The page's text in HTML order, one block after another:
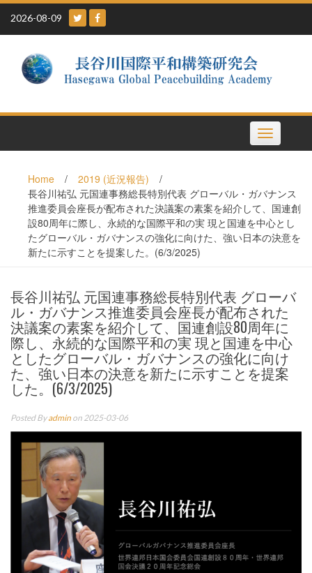
Skip
content
2026-08-09
Toggle
navigation
Home / 2019 (近況報告)
/
長谷川祐弘 元国連事務総長特別代表 グローバル・ガバナンス
推進委員会座長が配布された決議案の素案を紹介して、国連創
設80周年に際し、永続的な国際平和の実 現と国連を中心とし
たグローバル・ガバナンスの強化に向けた、強い日本の決意を
新たに示すことを提案した。(6/3/2025)
長谷川祐弘 元国連事務総長特別代表 グローバ
ル・ガバナンス推進委員会座長が配布された
決議案の素案を紹介して、国連創設80周年に
際し、永続的な国際平和の実 現と国連を中心
としたグローバル・ガバナンスの強化に向け
た、強い日本の決意を新たに示すことを提案
した。(6/3/2025)
Posted Byadmin on 2025-03-06